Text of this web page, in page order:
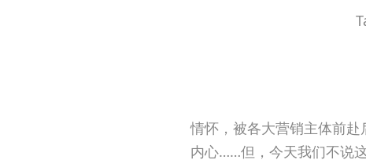
情怀，被各大营销主体前
内心……但，今天我们不说